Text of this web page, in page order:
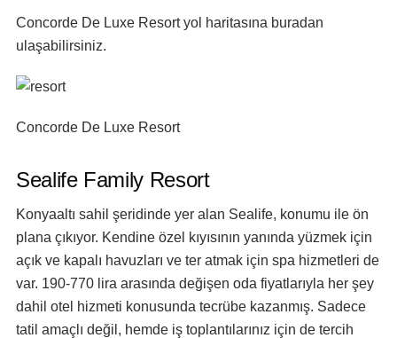
Concorde De Luxe Resortyol haritasına buradan
ulaşabilirsiniz.
Concorde De Luxe Resort
Sealife Family Resort
Konyaaltı sahil şeridinde yer alan Sealife, konumu ile ön
plana çıkıyor. Kendine özel kıyısının yanında yüzmek için
açık ve kapalı havuzları ve ter atmak için spa hizmetleri de
var. 190-770 lira arasında değişen oda fiyatlarıyla her şey
dahil otel hizmeti konusunda tecrübe kazanmış. Sadece
tatil amaçlı değil, hemde iş toplantılarınız için de tercih